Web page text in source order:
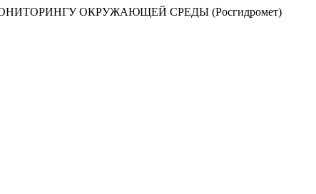
ОКРУЖАЮЩЕЙ СРЕДЫ (Росгидромет)